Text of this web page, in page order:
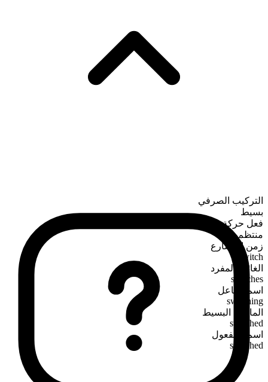
التركيب الصرفي
بسيط
فعل حركة
منتظم
زمن المضارع
switch
الغائب المفرد
switches
اسم الفاعل
switching
الماضي البسيط
switched
اسم المفعول
switched